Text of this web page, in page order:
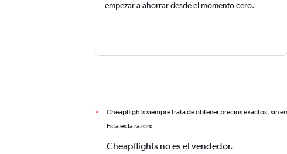
empezar a ahorrar desde el momento cero.
* Cheapflights siempre trata de obtener precios exactos, sin
Esta es la razón:
Cheapflights no es el vendedor.